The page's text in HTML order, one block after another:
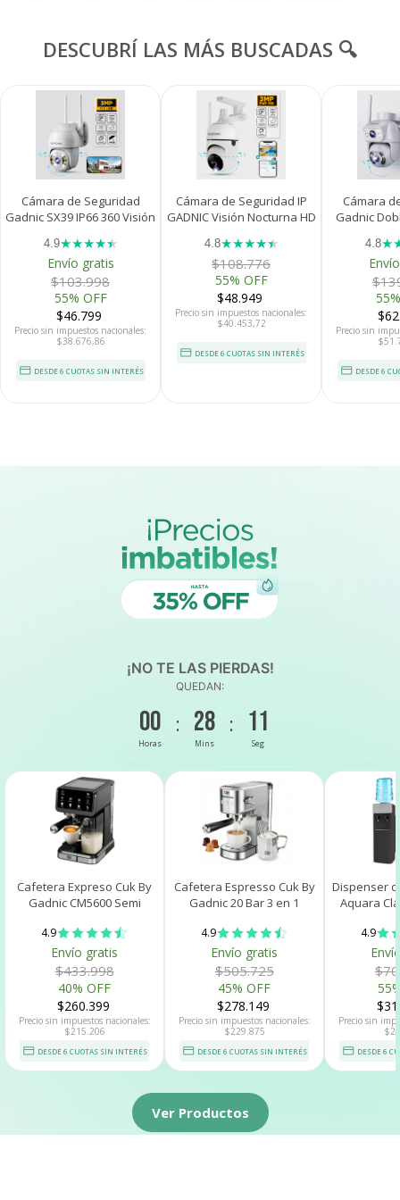
DESCUBRÍ LAS MÁS BUSCADAS 🔍
Cámara de Seguridad
Gadnic SX39 IP66 360 Visión
Motorizada Detección de
Movimiento
4.9★★★★★
★
Envío gratis
$103.998
55% OFF
$46.799
Precio sin impuestos nacionales:
$38.676,86
DESDE 6 CUOTAS SIN INTERÉS
Cámara de Seguridad IP
GADNIC Visión Nocturna HD
4.8★★★★★
★
$108.776
55% OFF
$48.949
Precio sin impuestos nacionales:
$40.453,72
DESDE 6 CUOTAS SIN INTERÉS
Cámara
Gadnic
4.8★
Precio sin
DESDE 6
¡NO TE LAS PIERDAS!
QUEDAN:
00
Horas
: 28
Mins
: 10
Seg
Cafetera Expreso Cuk By
Gadnic CM5600 Semi
Espumador De Leche
4.9
Envío gratis
$433.998
40% OFF
$260.399
Precio sin impuestos nacionales:
$215.206
DESDE 6 CUOTAS SIN INTERÉS
Cafetera Espresso Cuk By
Gadnic 20 Bar 3 en 1
Jarrito
4.9
Envío gratis
$505.725
45% OFF
$278.149
Precio sin impuestos nacionales:
$229.875
DESDE 6 CUOTAS SIN INTERÉS
Dispenser
Aquara
220 V
4.9
Precio sin
DESDE 6
Ver Productos